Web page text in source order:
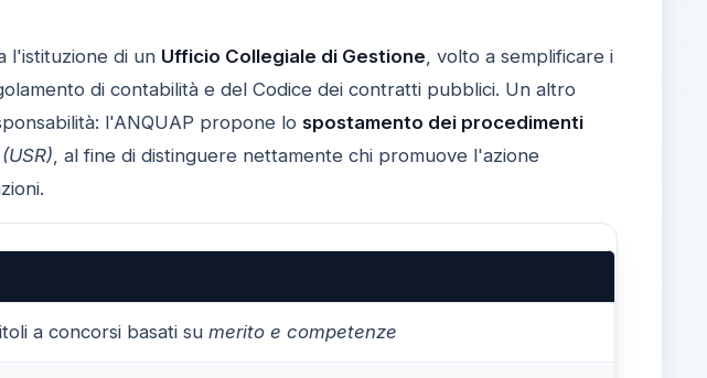
l'istituzione di un Ufficio Collegiale di Gestione , volto a semplificare i
di contabilità e del Codice dei contratti pubblici. Un altro
l'ANQUAP propone lo spostamento dei procedimenti
, al fine di distinguere nettamente chi promuove l'azione
a concorsi basati su merito e competenze